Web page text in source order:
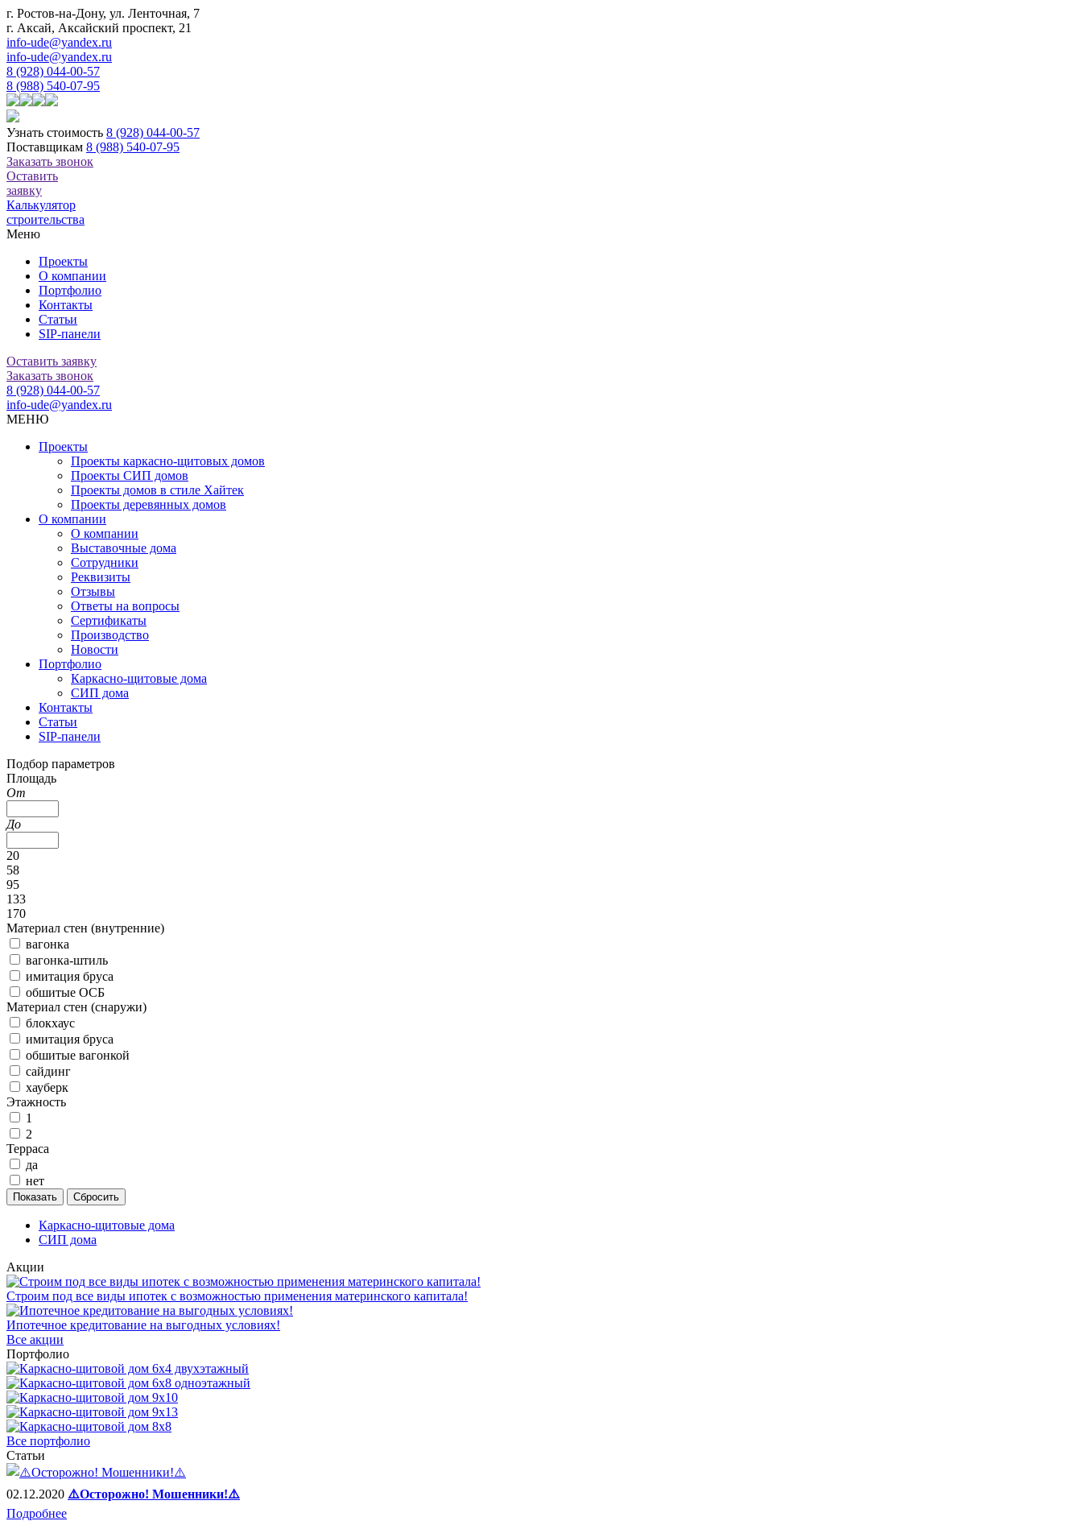
г. Ростов-на-Дону, ул. Ленточная, 7
г. Аксай, Аксайский проспект, 21
info-ude@yandex.ru
info-ude@yandex.ru
8 (928) 044-00-57
8 (988) 540-07-95
Узнать стоимость 8 (928) 044-00-57
Поставщикам 8 (988) 540-07-95
Заказать звонок
Оставить
заявку
Калькулятор
строительства
Меню
Проекты
О компании
Портфолио
Контакты
Статьи
SIP-панели
Оставить заявку
Заказать звонок
8 (928) 044-00-57
info-ude@yandex.ru
МЕНЮ
Проекты
Проекты каркасно-щитовых домов
Проекты СИП домов
Проекты домов в стиле Хайтек
Проекты деревянных домов
О компании
О компании
Выставочные дома
Сотрудники
Реквизиты
Отзывы
Ответы на вопросы
Сертификаты
Производство
Новости
Портфолио
Каркасно-щитовые дома
СИП дома
Контакты
Статьи
SIP-панели
Подбор параметров
Площадь
От
До
20
58
95
133
170
Материал стен (внутренние)
вагонка
вагонка-штиль
имитация бруса
обшитые ОСБ
Материал стен (снаружи)
блокхаус
имитация бруса
обшитые вагонкой
сайдинг
хауберк
Этажность
1
2
Терраса
да
нет
Каркасно-щитовые дома
СИП дома
Акции
Строим под все виды ипотек с возможностью применения материнского капитала!
Ипотечное кредитование на выгодных условиях!
Все акции
Портфолио
Все портфолио
Статьи
02.12.2020 ⚠️Осторожно! Мошенники!⚠️
Подробнее